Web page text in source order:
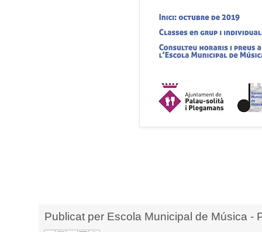
Publicat per Escola Municipal de Música -